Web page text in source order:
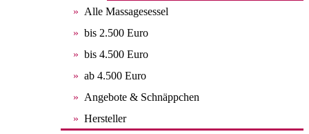
Alle Massagesessel
bis 2.500 Euro
bis 4.500 Euro
ab 4.500 Euro
Angebote & Schnäppchen
Hersteller